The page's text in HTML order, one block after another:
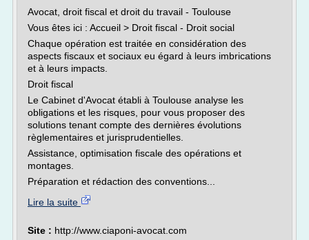
Avocat, droit fiscal et droit du travail - Toulouse
Vous êtes ici : Accueil > Droit fiscal - Droit social
Chaque opération est traitée en considération des
aspects fiscaux et sociaux eu égard à leurs imbrications
et à leurs impacts.
Droit fiscal
Le Cabinet d'Avocat établi à Toulouse analyse les
obligations et les risques, pour vous proposer des
solutions tenant compte des dernières évolutions
règlementaires et jurisprudentielles.
Assistance, optimisation fiscale des opérations et
montages.
Préparation et rédaction des conventions...
Lire la suite
Site : http://www.ciaponi-avocat.com